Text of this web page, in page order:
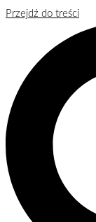
Przejdź do treści